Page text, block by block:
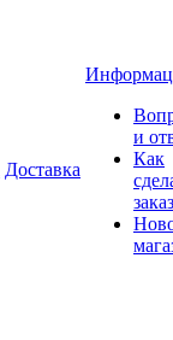
Доставка
и
Как
заказ